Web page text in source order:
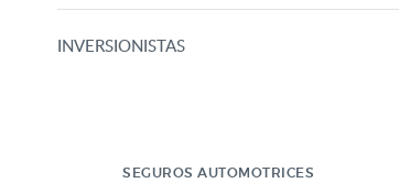
INVERSIONISTAS
SEGUROS AUTOMOTRICES